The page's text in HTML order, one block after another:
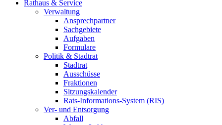
Rathaus & Service
Verwaltung
Ansprechpartner
Sachgebiete
Aufgaben
Formulare
Politik & Stadtrat
Stadtrat
Ausschüsse
Fraktionen
Sitzungskalender
Rats-Informations-System (RIS)
Ver- und Entsorgung
Abfall